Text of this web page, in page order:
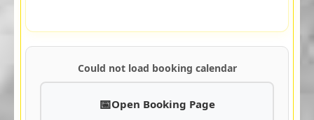
Could not load booking calendar
Open Booking Page